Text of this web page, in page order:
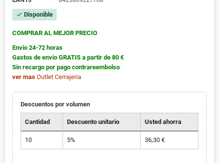
check Disponible
COMPRAR AL MEJOR PRECIO
Envio 24-72 horas
Gastos de envio GRATIS a partir de 80 €
Sin recargo por pago contrareembolso
ver mas Outlet Cerrajeria
Descuentos por volumen
Cantidad Descuento unitario Usted ahorra
10 5% 36,30 €